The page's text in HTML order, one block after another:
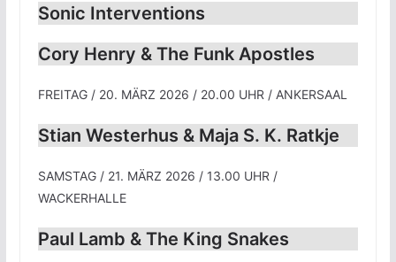
Sonic Interventions
Cory Henry & The Funk Apostles
FREITAG / 20. MÄRZ 2026 / 20.00 UHR / ANKERSAAL
Stian Westerhus & Maja S. K. Ratkje
SAMSTAG / 21. MÄRZ 2026 / 13.00 UHR /
WACKERHALLE
Paul Lamb & The King Snakes